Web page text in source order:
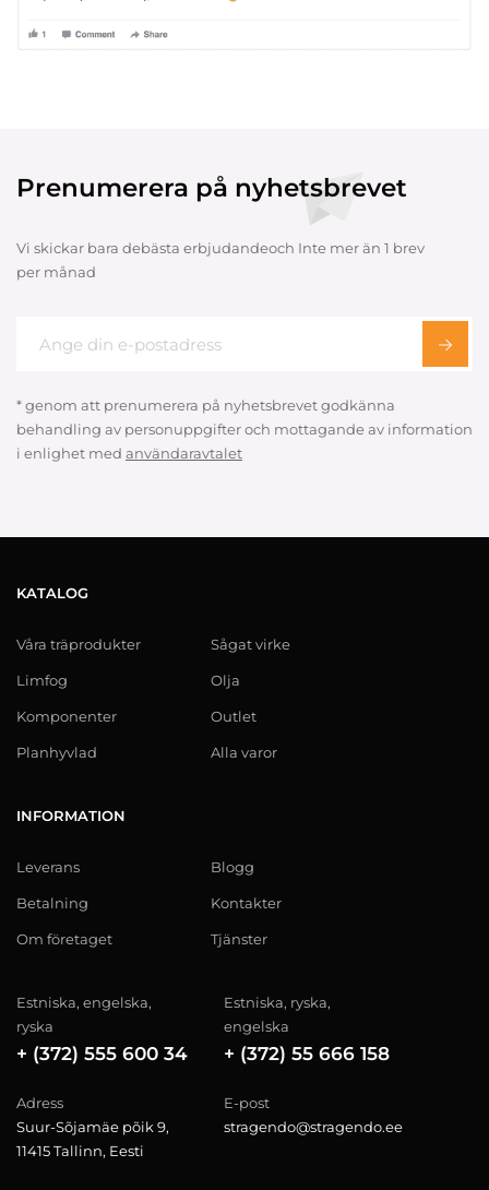
Prenumerera på nyhetsbrevet
Vi skickar bara debästa erbjudandeoch Inte mer än 1 brev
per månad
* genom att prenumerera på nyhetsbrevet godkänna
behandling av personuppgifter och mottagande av information
i enlighet med användaravtalet
KATALOG
Våra träprodukter
Limfog
Komponenter
Planhyvlad
Sågat virke
Olja
Outlet
Alla varor
INFORMATION
Leverans
Betalning
Om företaget
Blogg
Kontakter
Tjänster
Estniska, engelska,
ryska
+ (372) 555 600 34
Estniska, ryska,
engelska
+ (372) 55 666 158
Adress
Suur-Sõjamäe põik 9,
11415 Tallinn, Eesti
E-post
stragendo@stragendo.ee